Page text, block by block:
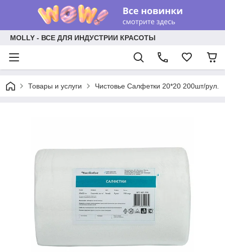
MOLLY - ВСЕ ДЛЯ ИНДУСТРИИ КРАСОТЫ
Товары и услуги Чистовье Салфетки 20*20 200шт/рул.